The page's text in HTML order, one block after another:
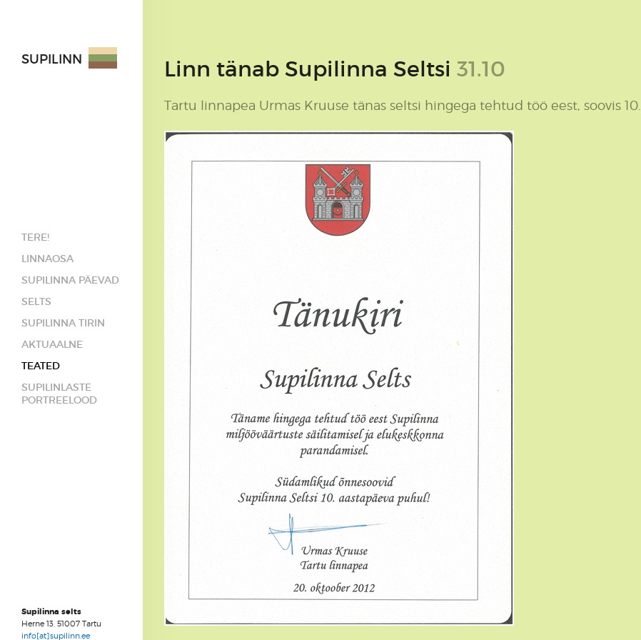
SUPILINN
TERE!
LINNAOSA
SUPILINNA PÄEVAD
SELTS
SUPILINNA TIRIN
AKTUAALNE
TEATED
SUPILINLASTE
PORTREELOOD
Linn tänab Supilinna Seltsi 31.10
Tartu linnapea Urmas Kruuse tänas seltsi hingega tehtud töö eest, soovis
Supilinna selts
Herne 13, 51007 Tartu
info[at]supilinn.ee